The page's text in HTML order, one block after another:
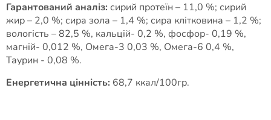
Гарантований аналіз: сирий протеїн – 11,0 %; сирий
жир – 2,0 %; сира зола – 1,4 %; сира клітковина – 1,2 %;
вологість – 82,5 %, кальцій- 0,2 %, фосфор- 0,19 %,
магній- 0,012 %, Омега-3 0,03 %, Омега-6 0,4 %,
Таурин - 0,08 %.
Енергетична цінність: 68,7 ккал/100гр.